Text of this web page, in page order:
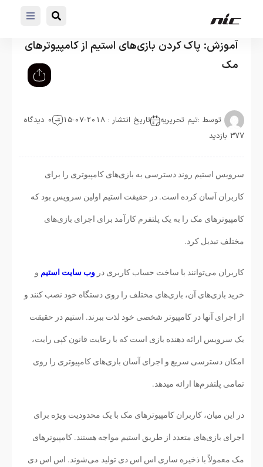
آموزش: پاک کردن بازی‌های استیم از کامپیوترهای
مک
توسط :تیم تحریریه تاریخ انتشار : 2018-07-15
0 دیدگاه
377 بازدید
سرویس استیم روند دسترسی به بازی‌های کامپیوتری را برای
کاربران آسان کرده است. در حقیقت استیم اولین سرویس بود که
کامپیوترهای مک را به یک پلتفرم کارآمد برای اجرای بازی‌های
مختلف تبدیل کرد.
کاربران می‌توانند با ساخت حساب کاربری در وب سایت استیم و
خرید بازی‌های آن، بازی‌های مختلف را روی دستگاه خود نصب کنند و
از اجرای آنها در کامپیوتر شخصی خود لذت ببرند. استیم در حقیقت
یک سرویس ارائه دهنده بازی است که با رعایت قانون کپی رایت،
امکان دسترسی سریع و اجرای آسان بازی‌های کامپیوتری را روی
تمامی پلتفرم‌ها ارائه میدهد.
در این میان، کاربران کامپیوترهای مک با یک محدودیت ویژه برای
اجرای بازی‌های متعدد از طریق استیم مواجه هستند. کامپیوترهای
مک معمولاً با ذخیره سازی اس اس دی تولید می‌شوند. اس اس دی